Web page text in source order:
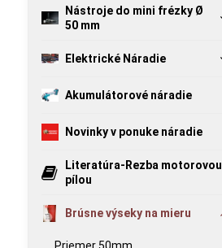
Nástroje do mini frézky Ø
50 mm
Elektrické Náradie
Akumulátorové náradie
Novinky v ponuke náradie
Literatúra-Rezba motorovou
pílou
Brúsne výseky na mieru